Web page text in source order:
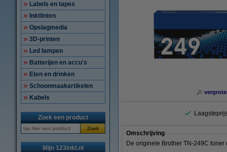
Labels en tapes
Inktlinten
Opslagmedia
3D-printen
Led lampen
Batterijen en accu's
Eten en drinken
Schoonmaakartikelen
Kabels
Zoek een product
Zoek
Mijn 123inkt.nl
Omschrijving
De originele Brother TN-249C